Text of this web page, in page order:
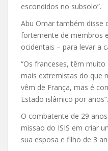
escondidos no subsolo”.
Abu Omar também disse
fortemente de membros
ocidentais – para levar a
“Os franceses, têm
mais extremistas do que
vêm de França, mas é
Estado islâmico por anos”.
O combatente de 29
missao do ISIS em criar
sua esposa e filho de 3